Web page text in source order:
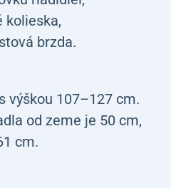
kolieska,
brzda.
výškou 107–127 cm.
od zeme je 50 cm,
cm.